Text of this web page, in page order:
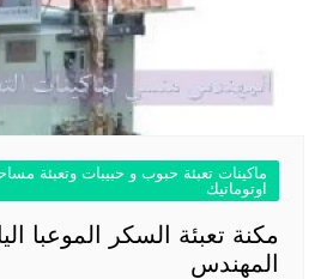
ماكينات تعبئة حبوب و حبيبات وتعبئة
اوتوماتيك
مكنة تعبئة السكر الموعبا
المهندس